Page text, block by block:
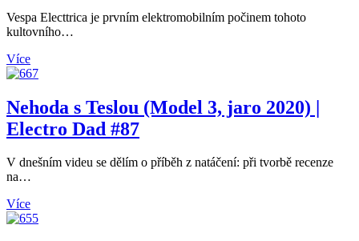
Vespa Electtrica je prvním elektromobilním počinem tohoto
kultovního…
Více
Nehoda s Teslou (Model 3, jaro 2020) |
Electro Dad #87
V dnešním videu se dělím o příběh z natáčení: při tvorbě recenze
na…
Více